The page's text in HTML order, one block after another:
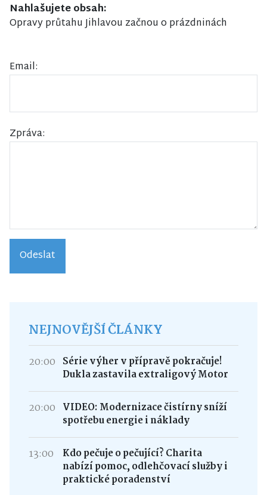
Nahlašujete obsah:
Opravy průtahu Jihlavou začnou o prázdninách
Email:
Zpráva:
Odeslat
NEJNOVĚJŠÍ ČLÁNKY
20:00 Série výher v přípravě pokračuje!
Dukla zastavila extraligový Motor
20:00 VIDEO: Modernizace čistírny sníží
spotřebu energie i náklady
13:00
Kdo pečuje o pečující? Charita
nabízí pomoc, odlehčovací služby i
praktické poradenství